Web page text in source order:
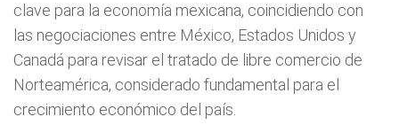
clave para la economía mexicana, coincidiendo con
las negociaciones entre México, Estados Unidos y
Canadá para revisar el tratado de libre comercio de
Norteamérica, considerado fundamental para el
crecimiento económico del país.